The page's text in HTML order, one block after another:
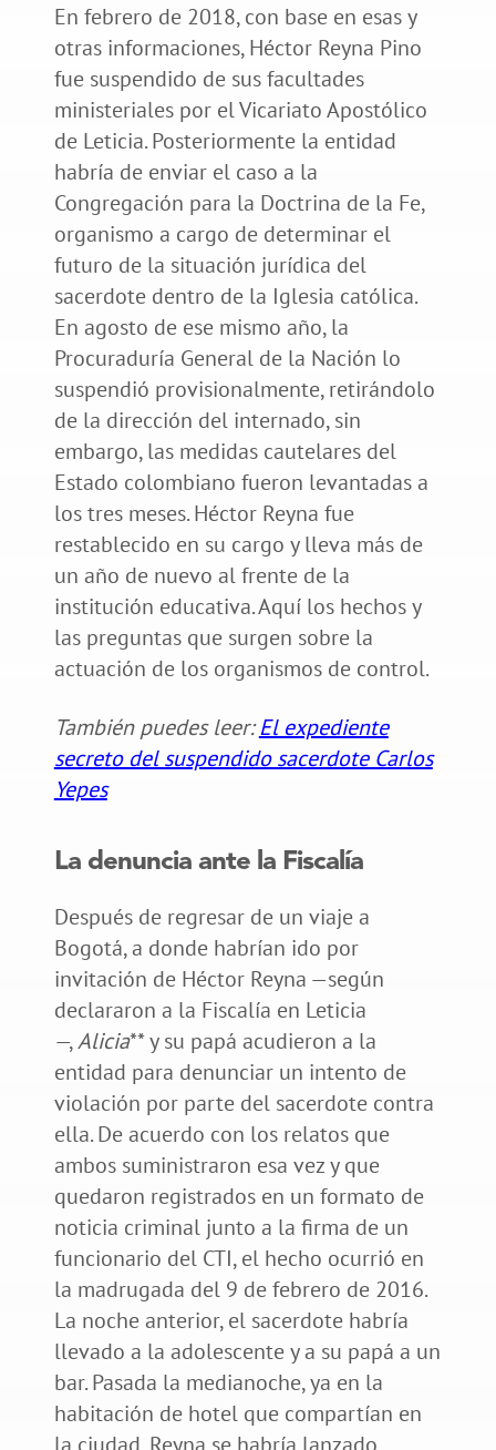
En febrero de 2018, con base en esas y
otras informaciones, Héctor Reyna Pino
fue suspendido de sus facultades
ministeriales por el Vicariato Apostólico
de Leticia. Posteriormente la entidad
habría de enviar el caso a la
Congregación para la Doctrina de la Fe,
organismo a cargo de determinar el
futuro de la situación jurídica del
sacerdote dentro de la Iglesia católica.
En agosto de ese mismo año, la
Procuraduría General de la Nación lo
suspendió provisionalmente, retirándolo
de la dirección del internado, sin
embargo, las medidas cautelares del
Estado colombiano fueron levantadas a
los tres meses. Héctor Reyna fue
restablecido en su cargo y lleva más de
un año de nuevo al frente de la
institución educativa. Aquí los hechos y
las preguntas que surgen sobre la
actuación de los organismos de control.
También puedes leer:El expediente
secreto del suspendido sacerdote Carlos
Yepes
La denuncia ante la Fiscalía
Después de regresar de un viaje a
Bogotá, a donde habrían ido por
invitación de Héctor Reyna —según
declararon a la Fiscalía en Leticia
—,Alicia** y su papá acudieron a la
entidad para denunciar un intento de
violación por parte del sacerdote contra
ella. De acuerdo con los relatos que
ambos suministraron esa vez y que
quedaron registrados en un formato de
noticia criminal junto a la firma de un
funcionario del CTI, el hecho ocurrió en
la madrugada del 9 de febrero de 2016.
La noche anterior, el sacerdote habría
llevado a la adolescente y a su papá a un
bar. Pasada la medianoche, ya en la
habitación de hotel que compartían en